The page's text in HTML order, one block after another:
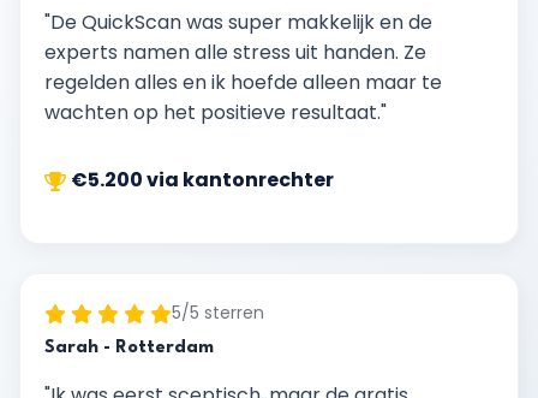
"De QuickScan was super makkelijk en de
experts namen alle stress uit handen. Ze
regelden alles en ik hoefde alleen maar te
wachten op het positieve resultaat."
€5.200 via kantonrechter
5/5 sterren
Sarah - Rotterdam